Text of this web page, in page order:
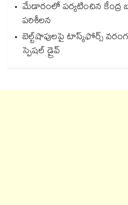
మేడారంలో పర్యటించిన కేంద్ర
పరిశీలన
బెల్ట్‌‌‌‌‌‌‌‌‌‌‌‌‌‌‌‌‌‌‌‌‌‌‌‌‌‌‌‌‌‌‌‌షాపులపై టాస్క్‌‌‌‌‌‌‌‌‌‌‌‌‌‌‌‌‌‌‌‌‌‌‌‌‌‌‌‌‌‌‌‌ఫోర్స్
స్పెషల్ డ్రైవ్‌‌‌‌‌‌‌‌‌‌‌‌‌‌‌‌‌‌‌‌‌‌‌‌‌‌‌‌‌‌‌‌